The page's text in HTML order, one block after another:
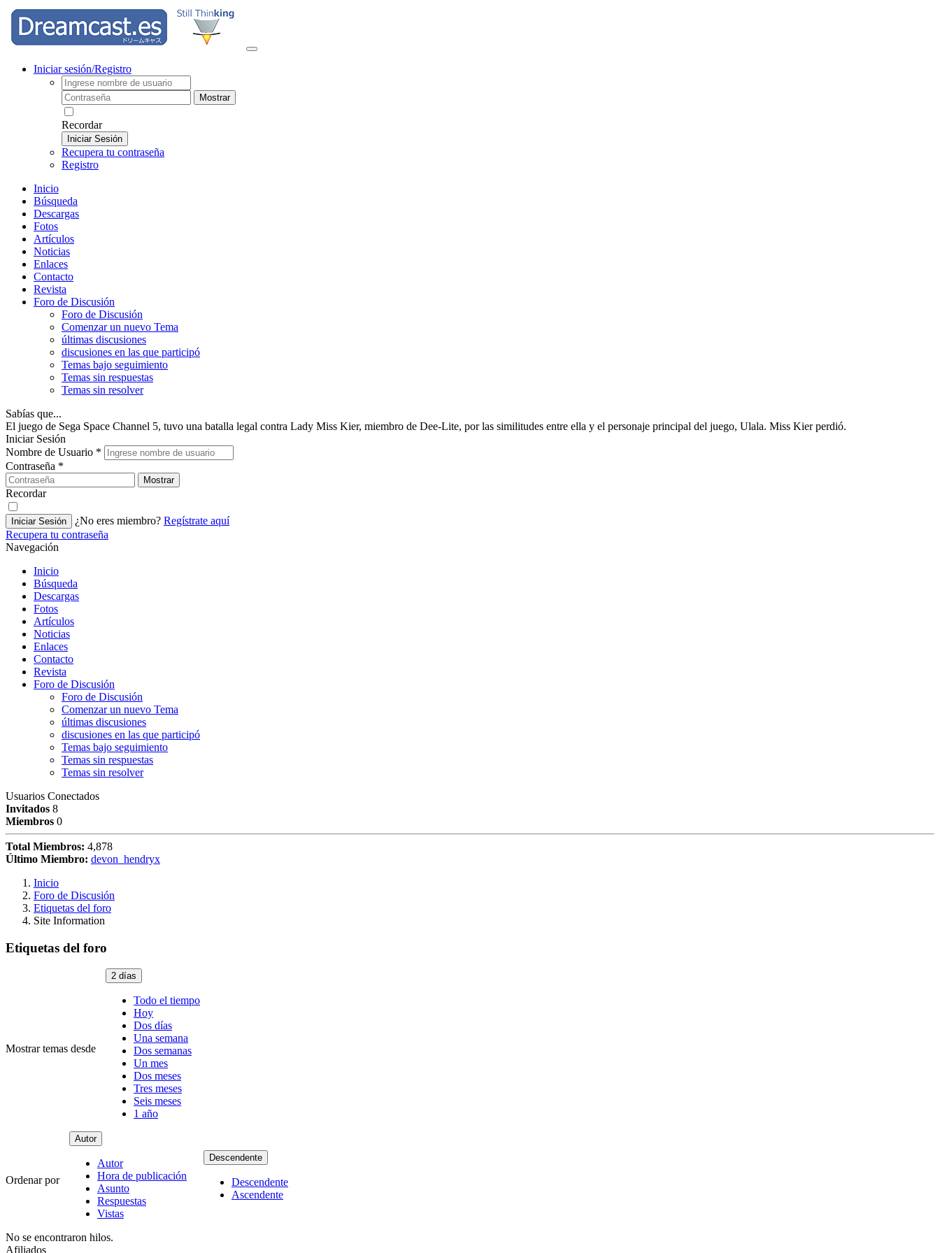
Iniciar sesión/Registro
Mostrar
Recordar
Iniciar Sesión
Recupera tu contraseña
Registro
Inicio
Búsqueda
Descargas
Fotos
Artículos
Noticias
Enlaces
Contacto
Revista
Foro de Discusión
Foro de Discusión
Comenzar un nuevo Tema
últimas discusiones
discusiones en las que participó
Temas bajo seguimiento
Temas sin respuestas
Temas sin resolver
Sabías que...
El juego de Sega Space Channel 5, tuvo una batalla legal contra Lady Miss Kier, miembro de Dee-Lite, por las similitudes entre ella y el personaje principal del juego, Ulala. Miss Kier perdió.
Iniciar Sesión
Nombre de Usuario *
Contraseña *
Mostrar
Recordar
Iniciar Sesión ¿No eres miembro? Regístrate aquí
Recupera tu contraseña
Navegación
Inicio
Búsqueda
Descargas
Fotos
Artículos
Noticias
Enlaces
Contacto
Revista
Foro de Discusión
Foro de Discusión
Comenzar un nuevo Tema
últimas discusiones
discusiones en las que participó
Temas bajo seguimiento
Temas sin respuestas
Temas sin resolver
Usuarios Conectados
Invitados 8
Miembros 0
Total Miembros: 4,878
Último Miembro: devon_hendryx
Inicio
Foro de Discusión
Etiquetas del foro
Site Information
Etiquetas del foro
Mostrar temas desde
2 días
Todo el tiempo
Hoy
Dos días
Una semana
Dos semanas
Un mes
Dos meses
Tres meses
Seis meses
1 año
Ordenar por
Autor
Autor
Hora de publicación
Asunto
Respuestas
Vistas
Descendente
Descendente
Ascendente
No se encontraron hilos.
Afiliados